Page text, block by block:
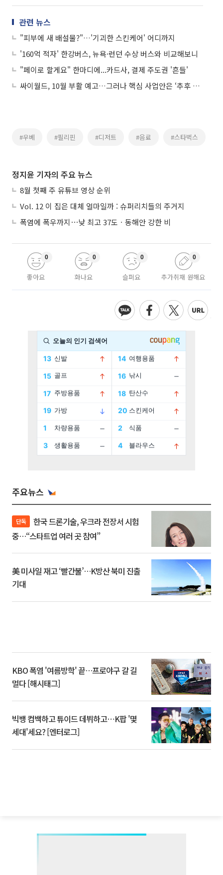
관련 뉴스
"피부에 새 배설물?"…'기괴한 스킨케어' 어디까지
'160억 적자' 한강버스, 뉴욕·런던 수상 버스와 비교해보니
"페이로 할게요" 한마디에...카드사, 결제 주도권 '흔들'
싸이월드, 10월 부활 예고…그러나 핵심 사업안은 ‘추후 공개’
#우베 #필리핀 #디저트 #음료 #스타벅스
정지윤 기자의 주요 뉴스
8월 첫째 주 유튜브 영상 순위
Vol. 12 이 집은 대체 얼마일까 : 슈퍼리치들의 주거지
폭염에 폭우까지⋯낮 최고 37도ㆍ동해안 강한 비
좋아요
0
화나요
0
슬퍼요
0
추가취재 원해요
0
주요뉴스
단독
중…“스타트업 여러 곳 참여”
美 미사일 재고 ‘빨간불’…K방산 북미 진출
기대
KBO 폭염 '여름방학' 끝…프로야구 갈 길
멀다 [해시태그]
빅뱅 컴백하고 튜이드 데뷔하고⋯K팝 '몇
세대'세요? [엔터로그]